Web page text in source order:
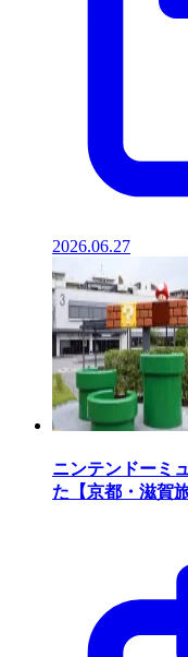
2026.06.27
ニンテンドーミ
た【京都・滋賀